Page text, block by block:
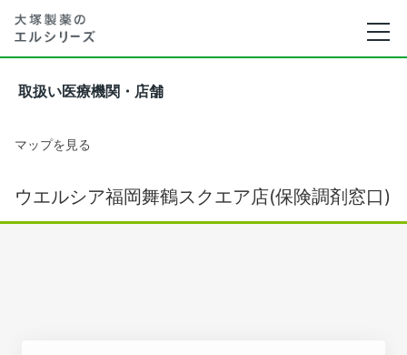
取扱い医療機関・店舗
マップを見る
ウエルシア福岡舞鶴スクエア店(保険調剤窓口)